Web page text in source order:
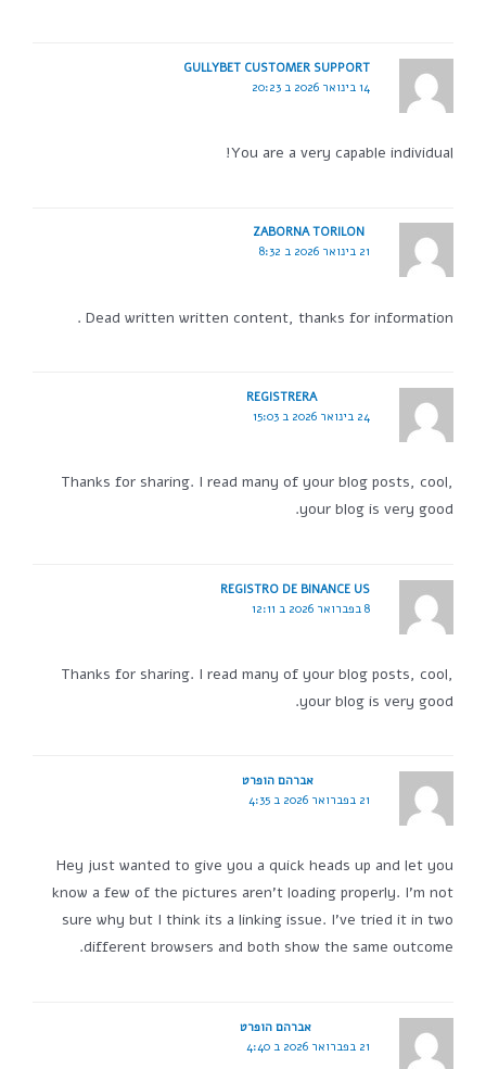
GULLYBET CUSTOMER SUPPORT
14 בינואר 2026 ב 20:23
You are a very capable individual!
ZABORNA TORILON
21 בינואר 2026 ב 8:32
Dead written written content, thanks for information .
REGISTRERA
24 בינואר 2026 ב 15:03
Thanks for sharing. I read many of your blog posts, cool,
your blog is very good.
REGISTRO DE BINANCE US
8 בפברואר 2026 ב 12:11
Thanks for sharing. I read many of your blog posts, cool,
your blog is very good.
אברהם הופרט
21 בפברואר 2026 ב 4:35
Hey just wanted to give you a quick heads up and let you
know a few of the pictures aren't loading properly. I'm not
sure why but I think its a linking issue. I've tried it in two
different browsers and both show the same outcome.
אברהם הופרט
21 בפברואר 2026 ב 4:40